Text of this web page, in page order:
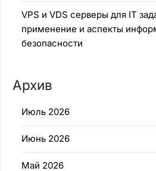
VPS и VDS серверы для IT
применение и аспекты
безопасности
Архив
Июль 2026
Июнь 2026
Май 2026